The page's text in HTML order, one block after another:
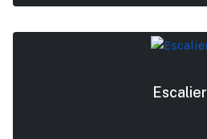
Escalier